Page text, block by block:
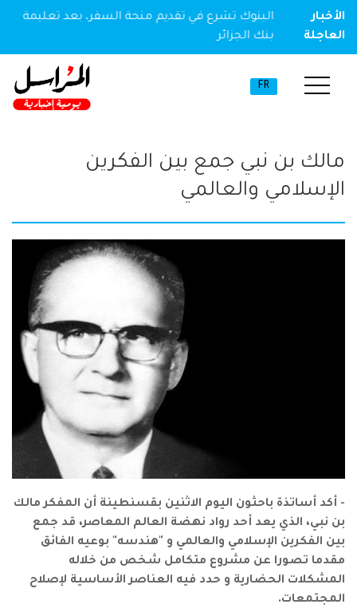
الأخبار
العاجلة
مخدر
البنوك تشرع في تقديم منحة السفر، بعد تعليمة
بنك الجزائر
FR
مالك بن نبي جمع بين الفكرين
الإسلامي والعالمي
- أكد أساتذة باحثون اليوم الاثنين بقسنطينة أن المفكر مالك
بن نبي، الذي يعد أحد رواد نهضة العالم المعاصر، قد جمع
بين الفكرين الإسلامي والعالمي و "هندسه" بوعيه الفائق
مقدما تصورا عن مشروع متكامل شخص من خلاله
المشكلات الحضارية و حدد فيه العناصر الأساسية لإصلاح
المجتمعات.